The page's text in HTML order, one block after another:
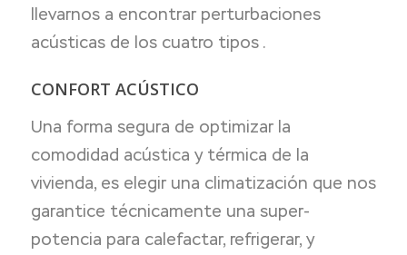
llevarnos a encontrar perturbaciones
acústicas de los cuatro tipos .
CONFORT ACÚSTICO
Una forma segura de optimizar la
comodidad acústica y térmica de la
vivienda, es elegir una climatización que nos
garantice técnicamente una super-
potencia para calefactar, refrigerar, y